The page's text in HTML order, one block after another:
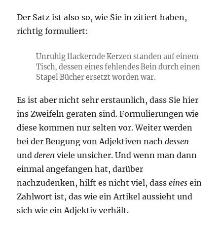
Der Satz ist also so, wie Sie in zitiert haben,
richtig formuliert:
Unruhig flackernde Kerzen standen auf einem
Tisch, dessen einesfehlendesBein durch einen
Stapel Bücher ersetzt worden war.
Es ist aber nicht sehr erstaunlich, dass Sie hier
ins Zweifeln geraten sind. Formulierungen wie
diese kommen nur selten vor. Weiter werden
bei der Beugung von Adjektiven nachdessen
undderen viele unsicher. Und wenn man dann
einmal angefangen hat, darüber
nachzudenken, hilft es nicht viel, dasseines ein
Zahlwort ist, das wie ein Artikel aussieht und
sich wie ein Adjektiv verhält.